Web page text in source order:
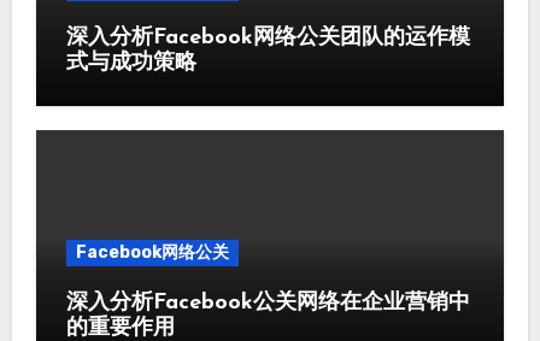
深入分析Facebook网络公关团队的运作模
式与成功策略
Facebook网络公关
深入分析Facebook公关网络在企业营销中
的重要作用